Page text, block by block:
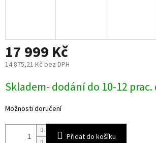
17 999 Kč
14 875,21 Kč bez DPH
cena:
Skladem- dodání do 10-12
Možnosti doručení
Přidat do košíku